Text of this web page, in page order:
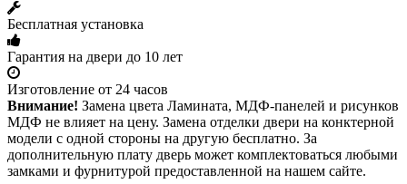
Бесплатная установка
Гарантия на двери до 10 лет
Изготовление от 24 часов
Внимание! Замена цвета Ламината, МДФ-панелей и рисунков
МДФ не влияет на цену. Замена отделки двери на конктерной
модели с одной стороны на другую бесплатно. За
дополнительную плату дверь может комплектоваться любыми
замками и фурнитурой предоставленной на нашем сайте.